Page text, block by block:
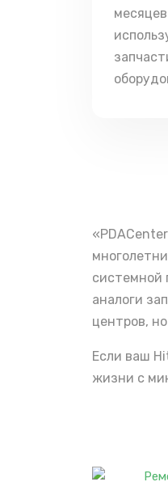
системной
аналоги
центров,
Если ваш
жизни с